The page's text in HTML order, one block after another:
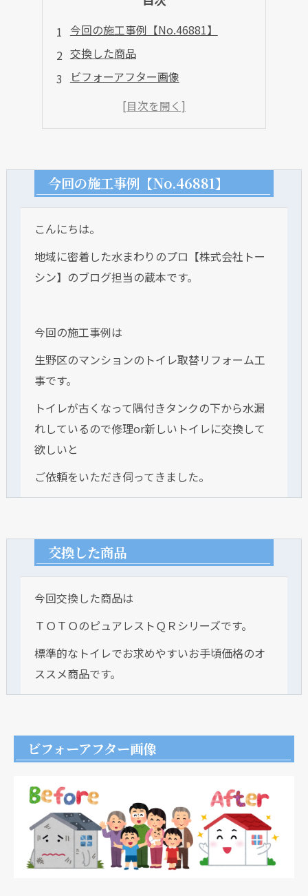
今回の施工事例【No.46881】
交換した商品
ビフォーアフター画像
今回の施工事例【No.46881】
こんにちは。
地域に密着した水まわりのプロ【株式会社トー
シン】のブログ担当の蔵本です。
今回の施工事例は
生野区のマンションのトイレ取替リフォーム工
事です。
トイレが古くなって隅付きタンクの下から水漏
れしているので修理or新しいトイレに交換して
欲しいと
ご依頼をいただき伺ってきました。
交換した商品
今回交換した商品は
ＴＯＴＯのピュアレストＱＲシリーズです。
標準的なトイレでお求めやすいお手頃価格のオ
ススメ商品です。
ビフォーアフター画像